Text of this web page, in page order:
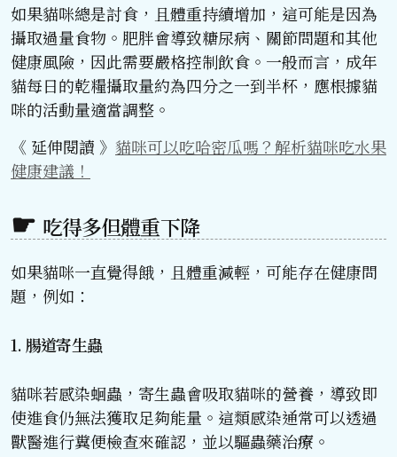
如果貓咪總是討食，且體重持續增加，這可能是因為
攝取過量食物。肥胖會導致糖尿病、關節問題和其他
健康風險，因此需要嚴格控制飲食。一般而言，成年
貓每日的乾糧攝取量約為四分之一到半杯，應根據貓
咪的活動量適當調整。
《 延伸閱讀 》 貓咪可以吃哈密瓜嗎？解析貓咪吃水果
健康建議！
吃得多但體重下降
如果貓咪一直覺得餓，且體重減輕，可能存在健康問
題，例如：
1. 腸道寄生蟲
貓咪若感染蛔蟲，寄生蟲會吸取貓咪的營養，導致即
使進食仍無法獲取足夠能量。這類感染通常可以透過
獸醫進行糞便檢查來確認，並以驅蟲藥治療。